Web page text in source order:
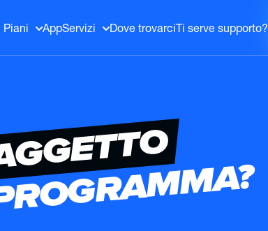
Piani AppServizi Dove trovarci Ti serve supporto?